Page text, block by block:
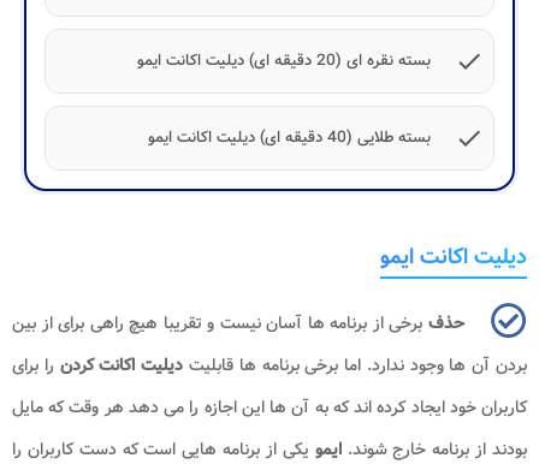
check بسته نقره ای (20 دقیقه ای) دیلیت اکانت ایمو
check بسته طلایی (40 دقیقه ای) دیلیت اکانت ایمو
دیلیت اکانت ایمو
حذف برخی از برنامه ها آسان نیست و تقریبا هیچ راهی برای از بین
بردن آن ها وجود ندارد. اما برخی برنامه ها قابلیت دیلیت اکانت کردن را برای
کاربران خود ایجاد کرده اند که به آن ها این اجازه را می دهد هر وقت که مایل
بودند از برنامه خارج شوند.ایمو یکی از برنامه هایی است که دست کاربران را